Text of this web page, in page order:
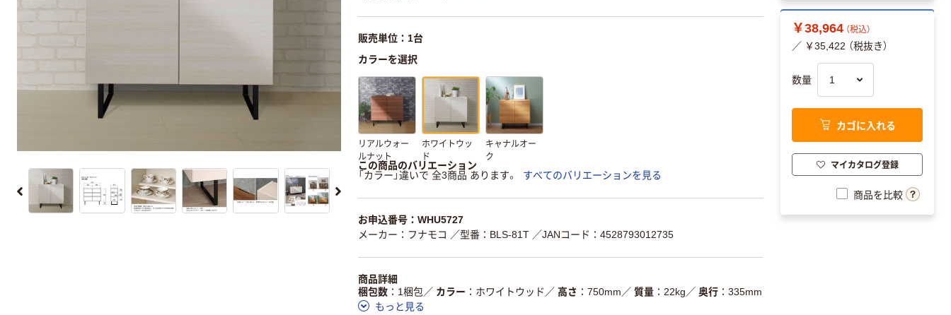
販売単位：1台
カラーを選択
リアルウォー
ルナット
ホワイトウッ
ド
キャナルオー
ク
この商品のバリエーション
「カラー」違いで 全3商品 あります。
すべてのバリエーションを見る
お申込番号：WHU5727
メーカー：フナモコ ／型番：BLS-81T ／JANコード：4528793012735
商品詳細
梱包数
1梱包 ／ カラー ホワイトウッド ／ 高さ 750mm ／ 質量 22kg ／ 奥行
335mm
もっと見る
￥38,964 （税込）
／ ￥35,422 （税抜き）
数量
カゴに入れる
マイカタログ登録
商品を比較